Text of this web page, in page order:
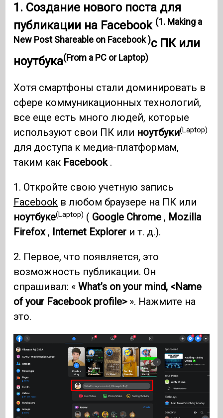
1. Создание нового поста для
публикации на Facebook (1. Making a
New Post Shareable on Facebook )с ПК или
ноутбука(From a PC or Laptop)
Хотя смартфоны стали доминировать в
сфере коммуникационных технологий,
все еще есть много людей, которые
используют свои ПК или ноутбуки(Laptop)
для доступа к медиа-платформам,
таким как Facebook.
1. Откройте свою учетную запись
Facebook в любом браузере на ПК или
ноутбуке(Laptop) ( Google Chrome , Mozilla
Firefox, Internet Explorer и т. д.).
2. Первое, что появляется, это
возможность публикации. Он
спрашивал: «What’s on your mind, <Name
of your Facebook profile>». Нажмите на
это.